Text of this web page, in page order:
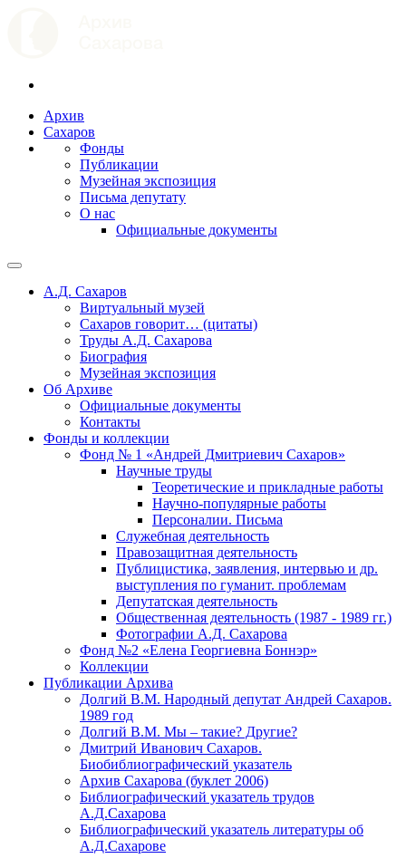
Архив
Сахаров
Фонды
Публикации
Музейная экспозиция
Письма депутату
О нас
Официальные документы
А.Д. Сахаров
Виртуальный музей
Сахаров говорит… (цитаты)
Труды А.Д. Сахарова
Биография
Музейная экспозиция
Об Архиве
Официальные документы
Контакты
Фонды и коллекции
Фонд № 1 «Андрей Дмитриевич Сахаров»
Научные труды
Теоретические и прикладные работы
Научно-популярные работы
Персоналии. Письма
Служебная деятельность
Правозащитная деятельность
Публицистика, заявления, интервью и др.
выступления по гуманит. проблемам
Депутатская деятельность
Общественная деятельность (1987 - 1989 гг.)
Фотографии А.Д. Сахарова
Фонд №2 «Елена Георгиевна Боннэр»
Коллекции
Публикации Архива
Долгий В.М. Народный депутат Андрей Сахаров.
1989 год
Долгий В.М. Мы – такие? Другие?
Дмитрий Иванович Сахаров.
Биобиблиографический указатель
Архив Сахарова (буклет 2006)
Библиографический указатель трудов
А.Д.Сахарова
Библиографический указатель литературы об
А.Д.Сахарове